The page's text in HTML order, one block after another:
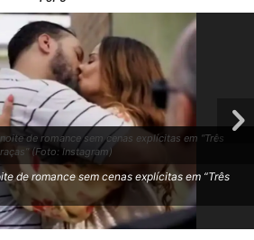
de romance sem cenas explícitas em “Três
(Foto: Instagram)
de romance sem cenas explícitas em “Três